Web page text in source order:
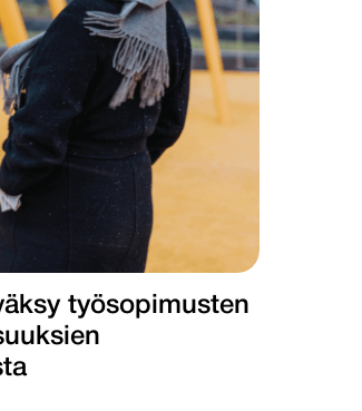
työsopimusten